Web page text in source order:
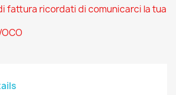
fattura ricordati di comunicarci la tua